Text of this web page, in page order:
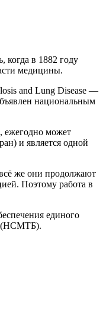
когда в 1882 году
медицины.
and Lung Disease —
национальным
ежегодно может
и является одной
всё же они продолжают
Поэтому работа в
единого
(НСМТБ).